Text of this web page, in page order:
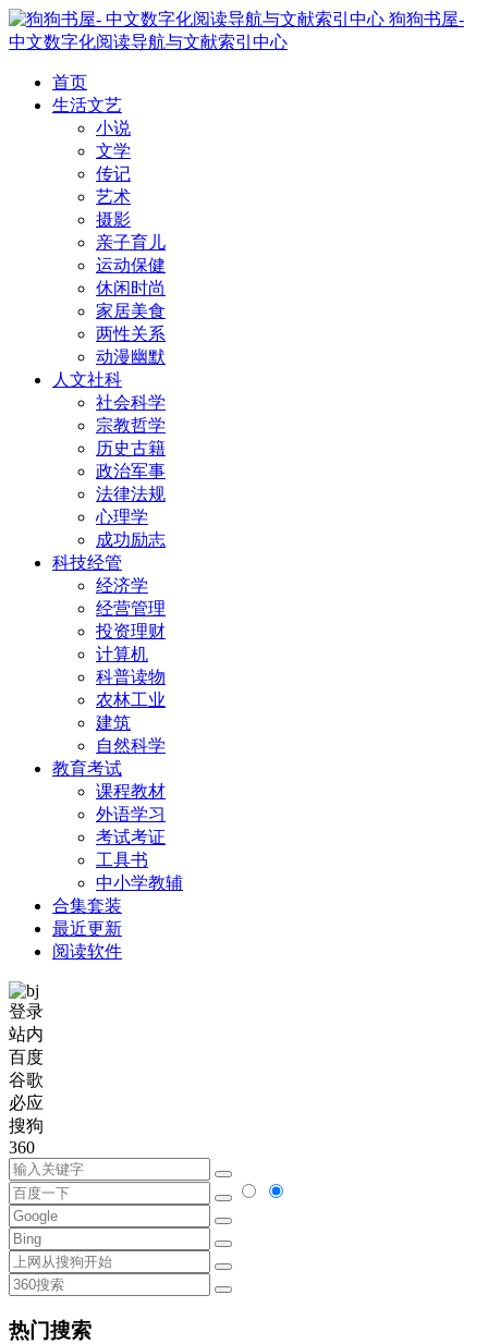
狗狗书屋-
中文数字化阅读导航与文献索引中心
首页
生活文艺
小说
文学
传记
艺术
摄影
亲子育儿
运动保健
休闲时尚
家居美食
两性关系
动漫幽默
人文社科
社会科学
宗教哲学
历史古籍
政治军事
法律法规
心理学
成功励志
科技经管
经济学
经营管理
投资理财
计算机
科普读物
农林工业
建筑
自然科学
教育考试
课程教材
外语学习
考试考证
工具书
中小学教辅
合集套装
最近更新
阅读软件
登录
站内
百度
谷歌
必应
搜狗
360
热门搜索